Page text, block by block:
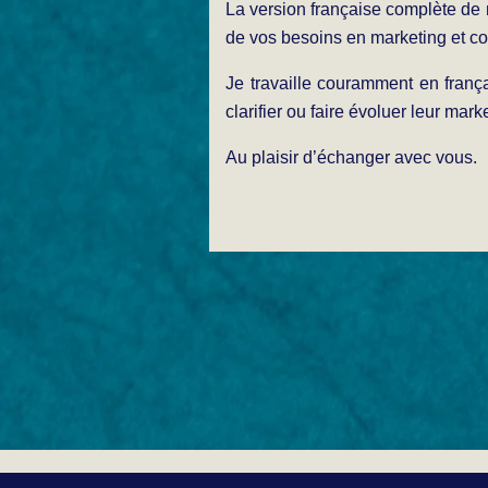
La version française complète
de vos besoins en marketing et
Je travaille couramment en
clarifier ou faire évoluer leur
Au plaisir d’échanger avec vous.